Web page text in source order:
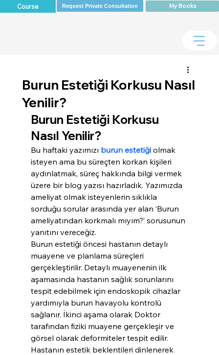
Course Request Private Consultation My Books
Burun Estetiği Korkusu Nasıl
Yenilir?
Burun Estetiği Korkusu
Nasıl Yenilir?
Bu haftaki yazımızı burun estetiği olmak
isteyen ama bu süreçten korkan kişileri
aydınlatmak, süreç hakkında bilgi vermek
üzere bir blog yazısı hazırladık. Yazımızda
ameliyat olmak isteyenlerin sıklıkla
sorduğu sorular arasında yer alan ‘Burun
ameliyatından korkmalı mıyım?’ sorusunun
yanıtını vereceğiz.
Burun estetiği öncesi hastanın detaylı
muayene ve planlama süreçleri
gerçekleştirilir. Detaylı muayenenin ilk
aşamasında hastanın sağlık sorunlarını
tespit edebilmek için endoskopik cihazlar
yardımıyla burun havayolu kontrolü
sağlanır. İkinci aşama olarak Doktor
tarafından fiziki muayene gerçekleşir ve
görsel olarak deformiteler tespit edilir.
Hastanın estetik beklentileri dinlenerek